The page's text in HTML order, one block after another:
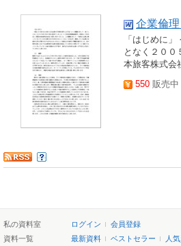
企業倫
「はじめに
となく２００
本旅客株式会
550 販売中
私の資料室 ログイン
会員登録
資料一覧
最新資料 ベストセラー 人